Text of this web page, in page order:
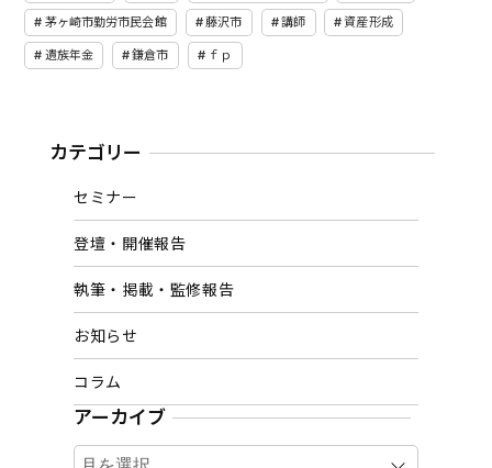
茅ヶ崎市勤労市民会館 藤沢市 講師 資産形成
遺族年金 鎌倉市 ｆｐ
カテゴリー
セミナー
登壇・開催報告
執筆・掲載・監修報告
お知らせ
コラム
アーカイブ
ア